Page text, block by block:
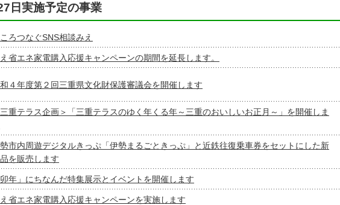
日実施予定の事業
ろつなぐSNS相談みえ
省エネ家電購入応援キャンペーンの期間を延長します。
４年度第２回三重県文化財保護審議会を開催します
三重テラス企画＞「三重テラスのゆく年くる年～三重のおいしいお正月～」を開催しま
市内周遊デジタルきっぷ「伊勢まるごときっぷ」と近鉄往復乗車券をセットにした新
を販売します
卯年」にちなんだ特集展示とイベントを開催します
省エネ家電購入応援キャンペーンを実施します